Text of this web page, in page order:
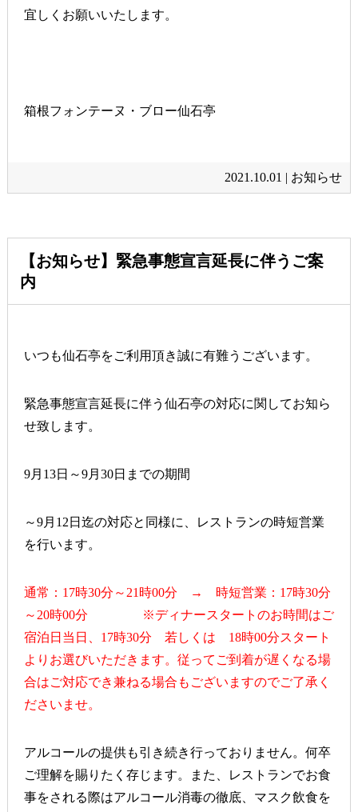
宜しくお願いいたします。
箱根フォンテーヌ・ブロー仙石亭
2021.10.01 | お知らせ
【お知らせ】緊急事態宣言延長に伴うご案
内
いつも仙石亭をご利用頂き誠に有難うございます。
緊急事態宣言延長に伴う仙石亭の対応に関してお知ら
せ致します。
9月13日～9月30日までの期間
～9月12日迄の対応と同様に、レストランの時短営業
を行います。
通常：17時30分～21時00分 → 時短営業：17時30分
～20時00分 ※ディナースタートのお時間はご
宿泊日当日、17時30分 若しくは 18時00分スタート
よりお選びいただきます。従ってご到着が遅くなる場
合はご対応でき兼ねる場合もございますのでご了承く
ださいませ。
アルコールの提供も引き続き行っておりません。何卒
ご理解を賜りたく存じます。また、レストランでお食
事をされる際はアルコール消毒の徹底、マスク飲食を